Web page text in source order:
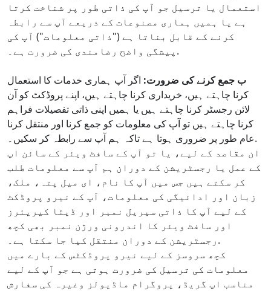
استعمال یا ترسیل جو آپ کی ذاتی طور پر شناخت کرتا
ہے یا ہمیں ہماری مصنوعات کے ذریعے آپ سے رابطہ
کرنے کے قابل بناتا ہے ("ذاتی معلومات") آپ کی
پیشگی واضح رضامندی کی ضرورت ہے۔.
ب جمع کرنے کی ضرورت: اگر آپ ہماری خدمات کا استعمال
کرنا چاہتے ہیں، خریداری کرنا چاہتے ہیں، اپنے پروڈکٹ کو آن
لائن رجسٹر کرنا چاہتے ہیں یا ہمیں اپنی ذاتی تفصیلات فراہم
کرنا چاہتے ہیں تو آپ کی معلومات کو جمع کرنا اور منتقل کرنا
عام طور پر ضروری ہوتا ہے تاکہ ہم آپ سے رابطہ کر سکیں۔.
ان مقاصد کے لیے، یا تو آپ کے سافٹ ویئر کے سائن اپ
کے عمل یا رجسٹریشن کے دوران ہم آپ سے معلومات طلب
کر سکتے ہیں جس میں آپ کا نام، ای میل پتہ، ملک،
زبان اور ادائیگی کی معلومات، آپ کے نیرو پروڈکٹ
کے لیے آپ کا ذاتی سیریل نمبر اور ڈیٹا کیریئرز
اور سافٹ ویئر کا اندرونی ورژن نمبر بھی کچھ
رجسٹریشن کے دوران منتقل کیا جا سکتا ہے۔.
کچھ سروسز کے لیے نیرو پروڈکٹس کے بارے میں
معلومات کی ترسیل کی ضرورت ہوتی ہے جو آپ کے لیے
مناسب اپ گریڈ، پروگرام ماڈیولز وغیرہ کی سفارش